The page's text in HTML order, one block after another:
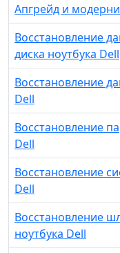
Апгрейд и
Восстановление
диска ноутбука Dell
Восстановление
Dell
Восстановление
Dell
Восстановление
Dell
Восстановление
ноутбука Dell